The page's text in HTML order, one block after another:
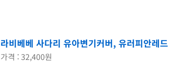
라비베베 사다리 유아변기커버, 유러피안레드
가격 : 32,400원